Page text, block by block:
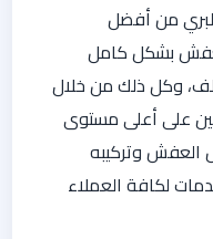
من أفضل
بشكل كامل
وكل ذلك من خلال
على أعلى مستوى
العفش وتركيبه
لكافة العملاء